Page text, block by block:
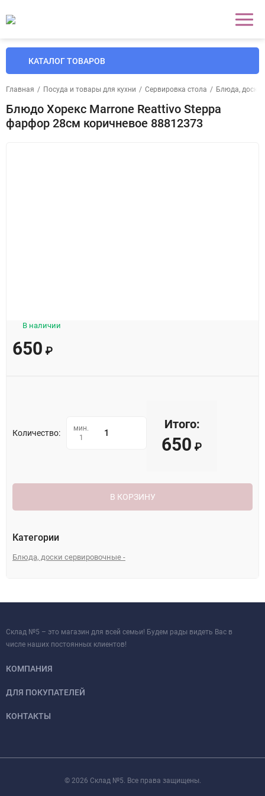
КАТАЛОГ ТОВАРОВ
Главная / Посуда и товары для кухни / Сервировка стола / Блюда, доски
Блюдо Хорекс Marrone Reattivo Steppa
фарфор 28см коричневое 88812373
В наличии
650 ₽
Количество:
мин.
1
Итого:
650 ₽
В КОРЗИНУ
Категории
Блюда, доски сервировочные -
Склад №5 – это магазин для всей семьи! Будем рады видеть Вас в
числе наших постоянных клиентов!
КОМПАНИЯ
ДЛЯ ПОКУПАТЕЛЕЙ
КОНТАКТЫ
© 2026 Склад №5. Все права защищены.